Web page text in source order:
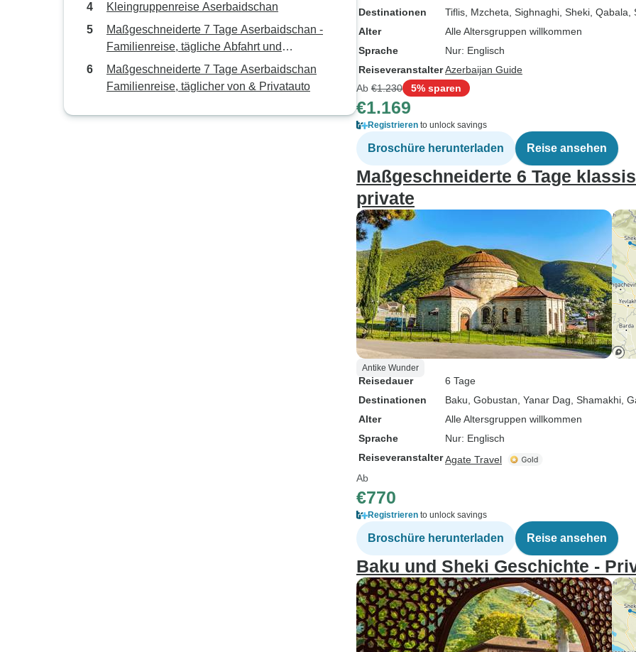
Kleingruppenreise Aserbaidschan
Maßgeschneiderte 7 Tage Aserbaidschan -
Familienreise, tägliche Abfahrt und
vollständige Führung (privat)
Maßgeschneiderte 7 Tage Aserbaidschan
Familienreise, täglicher von & Privatauto
Destinationen
Tiflis , Mzcheta , Sighnaghi , Sheki , Qabala
Alter
Alle Altersgruppen willkommen
Sprache
Nur: Englisch
ReiseveranstalterAzerbaijan Guide
Ab €1.230 5% sparen
€1.169
Registrieren to unlock savings
Broschüre herunterladen Reise ansehen
Maßgeschneiderte 6 Tage
private
Antike Wunder
Reisedauer
6 Tage
Destinationen
Baku , Gobustan , Yanar Dag , Shamakhi ,
Alter
Alle Altersgruppen willkommen
Sprache
Nur: Englisch
ReiseveranstalterAgate Travel
Ab
€770
Registrieren to unlock savings
Broschüre herunterladen Reise ansehen
Baku und Sheki Geschichte -